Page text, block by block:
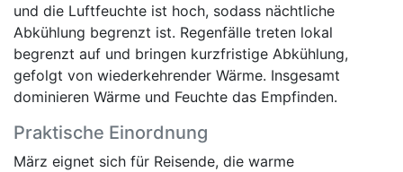
und die Luftfeuchte ist hoch, sodass nächtliche
Abkühlung begrenzt ist. Regenfälle treten lokal
begrenzt auf und bringen kurzfristige Abkühlung,
gefolgt von wiederkehrender Wärme. Insgesamt
dominieren Wärme und Feuchte das Empfinden.
Praktische Einordnung
März eignet sich für Reisende, die warme